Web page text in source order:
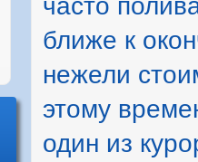
часто
ближе к
нежели
этому
один из